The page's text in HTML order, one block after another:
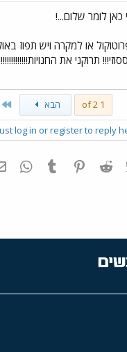
כאן לומר שלום...!
או למקרה ויש תפוז
תרוקני את
1 of 2 הבא
log in or register to reply
Twitter
Reddit
Pinterest
Tumblr